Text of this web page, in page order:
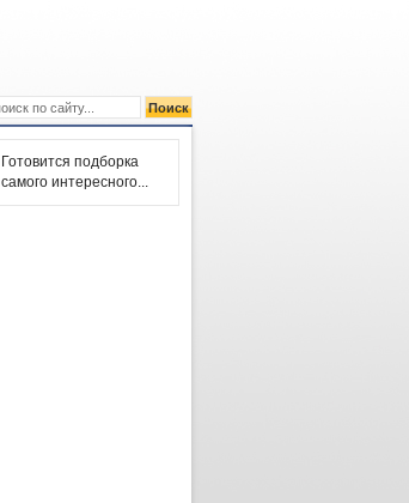
Готовится подборка
самого интересного...